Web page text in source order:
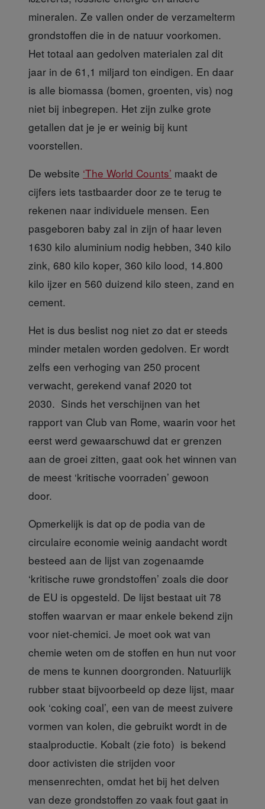
mineralen. Ze vallen onder de verzamelterm
grondstoffen die in de natuur voorkomen.
Het totaal aan gedolven materialen zal dit
jaar in de 61,1 miljard ton eindigen. En daar
is alle biomassa (bomen, groenten, vis) nog
niet bij inbegrepen. Het zijn zulke grote
getallen dat je je er weinig bij kunt
voorstellen.
De website ‘The World Counts’ maakt de
cijfers iets tastbaarder door ze te terug te
rekenen naar individuele mensen. Een
pasgeboren baby zal in zijn of haar leven
1630 kilo aluminium nodig hebben, 340 kilo
zink, 680 kilo koper, 360 kilo lood, 14.800
kilo ijzer en 560 duizend kilo steen, zand en
cement.
Het is dus beslist nog niet zo dat er steeds
minder metalen worden gedolven. Er wordt
zelfs een verhoging van 250 procent
verwacht, gerekend vanaf 2020 tot
2030. Sinds het verschijnen van het
rapport van Club van Rome, waarin voor het
eerst werd gewaarschuwd dat er grenzen
aan de groei zitten, gaat ook het winnen van
de meest ‘kritische voorraden’ gewoon
door.
Opmerkelijk is dat op de podia van de
circulaire economie weinig aandacht wordt
besteed aan de lijst van zogenaamde
‘kritische ruwe grondstoffen’ zoals die door
de EU is opgesteld. De lijst bestaat uit 78
stoffen waarvan er maar enkele bekend zijn
voor niet-chemici. Je moet ook wat van
chemie weten om de stoffen en hun nut voor
de mens te kunnen doorgronden. Natuurlijk
rubber staat bijvoorbeeld op deze lijst, maar
ook ‘coking coal’, een van de meest zuivere
vormen van kolen, die gebruikt wordt in de
staalproductie. Kobalt (zie foto) is bekend
door activisten die strijden voor
mensenrechten, omdat het bij het delven
van deze grondstoffen zo vaak fout gaat in